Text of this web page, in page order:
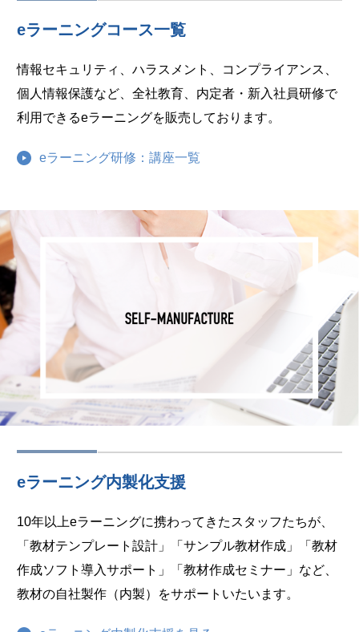
eラーニングコース一覧
情報セキュリティ、ハラスメント、コンプライアンス、
個人情報保護など、全社教育、内定者・新入社員研修で
利用できるeラーニングを販売しております。
eラーニング研修：講座一覧
eラーニング内製化支援
10年以上eラーニングに携わってきたスタッフたちが、
「教材テンプレート設計」「サンプル教材作成」「教材
作成ソフト導入サポート」「教材作成セミナー」など、
教材の自社製作（内製）をサポートいたいます。